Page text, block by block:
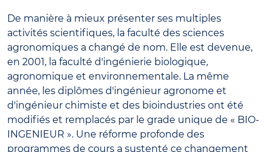
De manière à mieux présenter ses multiples
activités scientifiques, la faculté des sciences
agronomiques a changé de nom. Elle est devenue,
en 2001, la faculté d'ingénierie biologique,
agronomique et environnementale. La même
année, les diplômes d'ingénieur agronome et
d'ingénieur chimiste et des bioindustries ont été
modifiés et remplacés par le grade unique de « BIO-
INGENIEUR ». Une réforme profonde des
programmes de cours a sustenté ce changement